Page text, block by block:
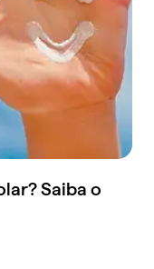
Saiba o